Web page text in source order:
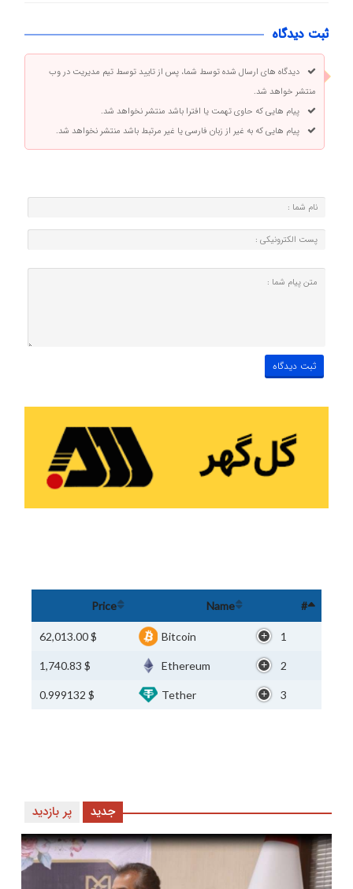
ثبت دیدگاه
دیدگاه های ارسال شده توسط شما، پس از تایید توسط تیم مدیریت در وب
منتشر خواهد شد.
پیام هایی که حاوی تهمت یا افترا باشد منتشر نخواهد شد.
پیام هایی که به غیر از زبان فارسی یا غیر مرتبط باشد منتشر نخواهد شد.
#
Name
Price
1
Bitcoin
$ 62,013.00
2
Ethereum
$ 1,740.83
3
Tether
$ 0.999132
پر بازدید جدید